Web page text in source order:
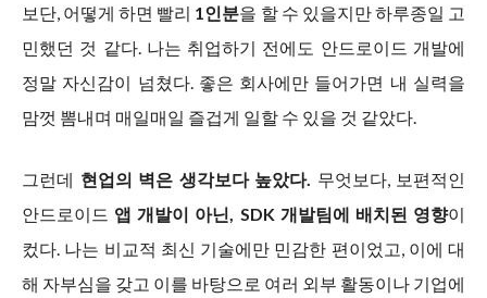
보단, 어떻게 하면 빨리 1인분을 할 수 있을지만 하루종일 고
민했던 것 같다. 나는 취업하기 전에도 안드로이드 개발에
정말 자신감이 넘쳤다. 좋은 회사에만 들어가면 내 실력을
맘껏 뽐내며 매일매일 즐겁게 일할 수 있을 것 같았다.
그런데 현업의 벽은 생각보다 높았다. 무엇보다, 보편적인
안드로이드 앱 개발이 아닌, SDK 개발팀에 배치된 영향이
컸다. 나는 비교적 최신 기술에만 민감한 편이었고, 이에 대
해 자부심을 갖고 이를 바탕으로 여러 외부 활동이나 기업에